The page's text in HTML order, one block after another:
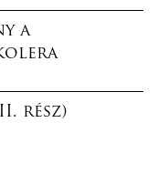
a
rész)